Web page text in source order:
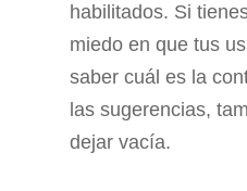
habilitados. Si
miedo en que tus
saber cuál es la
las sugerencias,
dejar vacía.